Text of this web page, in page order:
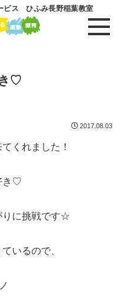
ビス ひふみ長野稲葉教室
き♡
2017.08.03
くれました！
き♡
りに挑戦です☆
いるので、